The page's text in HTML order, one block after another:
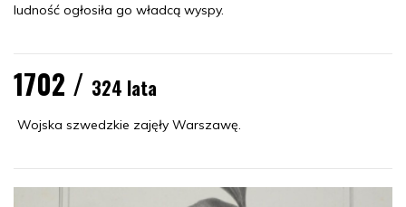
ludność ogłosiła go władcą wyspy.
1702 / 324 lata
Wojska szwedzkie zajęły Warszawę.